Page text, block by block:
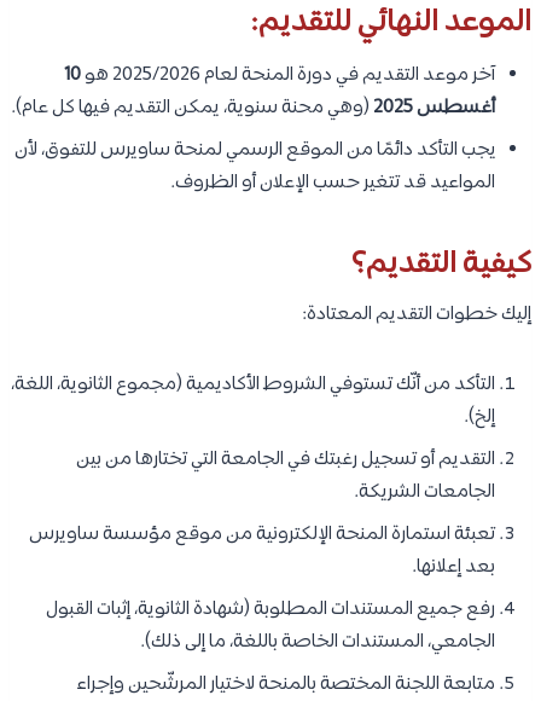
الموعد النهائي للتقديم:
آخر موعد التقديم في دورة المنحة لعام 2025/2026 هو
10
أغسطس 2025
(وهي محنة سنوية، يمكن التقديم فيها كل عام).
يجب التأكد دائمًا من الموقع الرسمي لمنحة ساويرس للتفوق، لأن
المواعيد قد تتغير حسب الإعلان أو الظروف.
كيفية التقديم؟
إليك خطوات التقديم المعتادة:
التأكد من أنّك تستوفي الشروط الأكاديمية (مجموع الثانوية، اللغة،
إلخ).
التقديم أو تسجيل رغبتك في الجامعة التي تختارها من بين
الجامعات الشريكة.
تعبئة استمارة المنحة الإلكترونية من موقع مؤسسة ساويرس
بعد إعلانها.
رفع جميع المستندات المطلوبة (شهادة الثانوية، إثبات القبول
الجامعي، المستندات الخاصة باللغة، ما إلى ذلك).
متابعة اللجنة المختصة بالمنحة لاختيار المرشّحين وإجراء